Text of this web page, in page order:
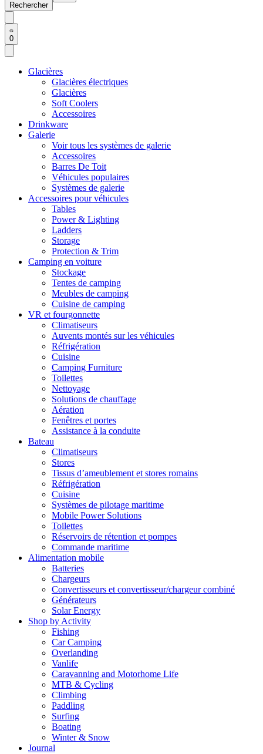
Rechercher
0
Glacières
Glacières électriques
Glacières
Soft Coolers
Accessoires
Drinkware
Galerie
Voir tous les systèmes de galerie
Accessoires
Barres De Toit
Véhicules populaires
Systèmes de galerie
Accessoires pour véhicules
Tables
Power & Lighting
Ladders
Storage
Protection & Trim
Camping en voiture
Stockage
Tentes de camping
Meubles de camping
Cuisine de camping
VR et fourgonnette
Climatiseurs
Auvents montés sur les véhicules
Réfrigération
Cuisine
Camping Furniture
Toilettes
Nettoyage
Solutions de chauffage
Aération
Fenêtres et portes
Assistance à la conduite
Bateau
Climatiseurs
Stores
Tissus d’ameublement et stores romains
Réfrigération
Cuisine
Systèmes de pilotage maritime
Mobile Power Solutions
Toilettes
Réservoirs de rétention et pompes
Commande maritime
Alimentation mobile
Batteries
Chargeurs
Convertisseurs et convertisseur/chargeur combiné
Générateurs
Solar Energy
Shop by Activity
Fishing
Car Camping
Overlanding
Vanlife
Caravanning and Motorhome Life
MTB & Cycling
Climbing
Paddling
Surfing
Boating
Winter & Snow
Journal